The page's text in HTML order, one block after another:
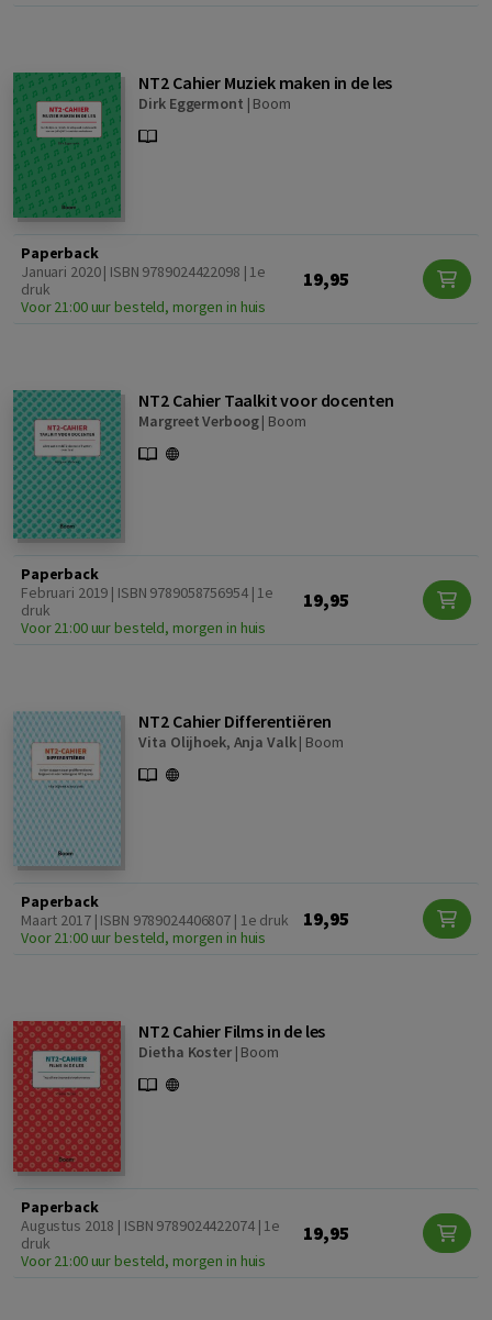
NT2 Cahier Muziek maken in de les
Dirk Eggermont | Boom
Paperback
Januari 2020 | ISBN 9789024422098 | 1e
druk
Voor 21:00 uur besteld, morgen in huis
19,95
NT2 Cahier Taalkit voor docenten
Margreet Verboog| Boom
Paperback
Februari 2019 | ISBN 9789058756954 | 1e
druk
Voor 21:00 uur besteld, morgen in huis
19,95
NT2 Cahier Differentiëren
Vita Olijhoek, Anja Valk| Boom
Paperback
Maart 2017 | ISBN 9789024406807 | 1e druk
Voor 21:00 uur besteld, morgen in huis
19,95
NT2 Cahier Films in de les
Dietha Koster| Boom
Paperback
Augustus 2018 | ISBN 9789024422074 | 1e
druk
Voor 21:00 uur besteld, morgen in huis
19,95